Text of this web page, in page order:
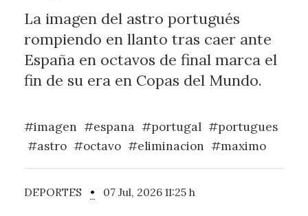
La imagen del astro portugués
rompiendo en llanto tras caer ante
España en octavos de final marca el
fin de su era en Copas del Mundo.
#imagen #espana #portugal #portugues
#astro #octavo #eliminacion #maximo
DEPORTES • 07 Jul, 2026 11:25 h